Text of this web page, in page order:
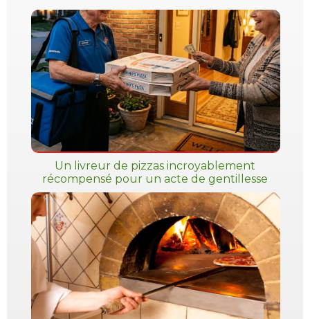
Un livreur de pizzas incroyablement
récompensé pour un acte de gentillesse